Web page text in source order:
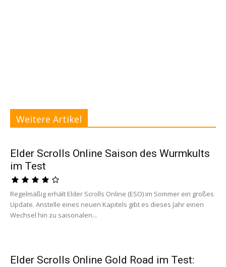
Weitere Artikel
Elder Scrolls Online Saison des Wurmkults
im Test
Regelmäßig erhält Elder Scrolls Online (ESO) im Sommer ein großes
Update. Anstelle eines neuen Kapitels gibt es dieses Jahr einen
Wechsel hin zu saisonalen...
Elder Scrolls Online Gold Road im Test: